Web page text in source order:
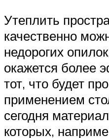
Утеплить
качественно
недорогих
окажется более
тот, что будет
применением
сегодня
которых,